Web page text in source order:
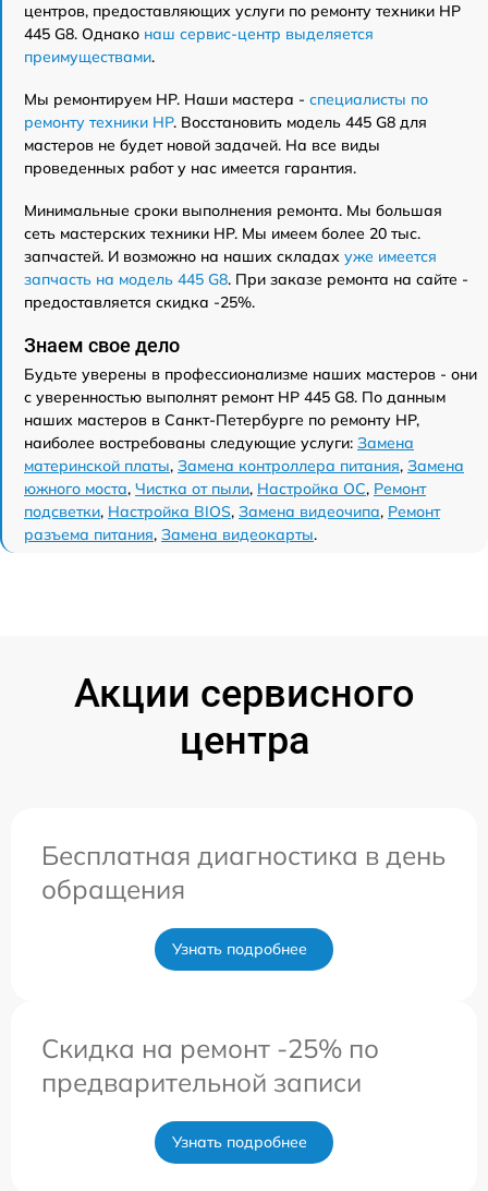
центров, предоставляющих услуги по ремонту техники HP
445 G8. Однако наш сервис-центр выделяется
преимуществами.
Мы ремонтируем HP. Наши мастера - специалисты по
ремонту техники HP. Восстановить модель 445 G8 для
мастеров не будет новой задачей. На все виды
проведенных работ у нас имеется гарантия.
Минимальные сроки выполнения ремонта. Мы большая
сеть мастерских техники HP. Мы имеем более 20 тыс.
запчастей. И возможно на наших складах уже имеется
запчасть на модель 445 G8. При заказе ремонта на сайте -
предоставляется скидка -25%.
Знаем свое дело
Будьте уверены в профессионализме наших мастеров - они
с уверенностью выполнят ремонт HP 445 G8. По данным
наших мастеров в Санкт-Петербурге по ремонту HP,
наиболее востребованы следующие услуги: Замена
материнской платы, Замена контроллера питания, Замена
южного моста, Чистка от пыли, Настройка ОС, Ремонт
подсветки, Настройка BIOS, Замена видеочипа, Ремонт
разъема питания, Замена видеокарты.
Акции сервисного
центра
Бесплатная диагностика в день
обращения
Узнать подробнее
Скидка на ремонт -25% по
предварительной записи
Узнать подробнее